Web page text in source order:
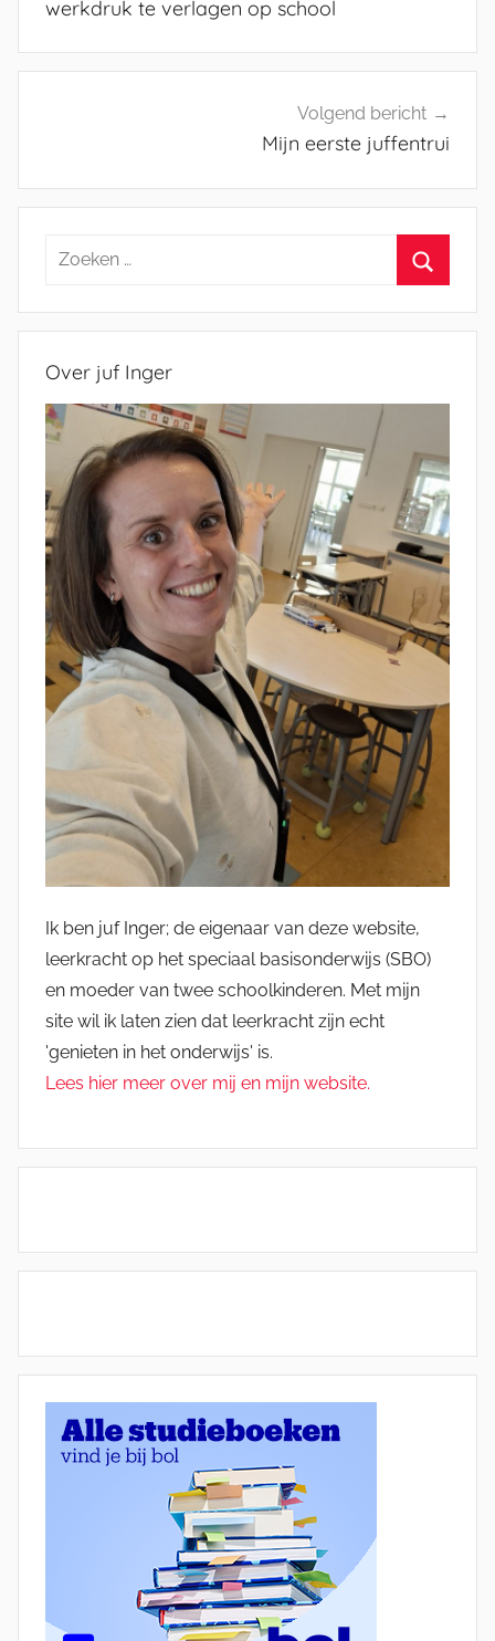
werkdruk te verlagen op school
Volgend bericht
Mijn eerste juffentrui
Zoeken
Over juf Inger
Ik ben juf Inger; de eigenaar van deze website,
leerkracht op het speciaal basisonderwijs (SBO)
en moeder van twee schoolkinderen. Met mijn
site wil ik laten zien dat leerkracht zijn echt
'genieten in het onderwijs' is.
Lees hier meer over mij en mijn website.